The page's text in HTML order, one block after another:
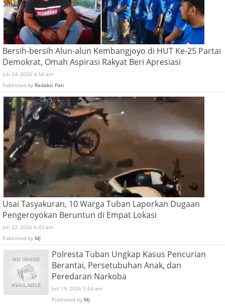
Bersih-bersih Alun-alun Kembangjoyo di HUT Ke-25 Partai
Demokrat, Omah Aspirasi Rakyat Beri Apresiasi
Juli 24, 2026 4:54 am
Published by Redaksi Pati
Usai Tasyakuran, 10 Warga Tuban Laporkan Dugaan
Pengeroyokan Beruntun di Empat Lokasi
Juli 22, 2026 6:43 am
Published by MJ
Polresta Tuban Ungkap Kasus Pencurian
Berantai, Persetubuhan Anak, dan
Peredaran Narkoba
Juli 19, 2026 3:54 am
Published by MJ